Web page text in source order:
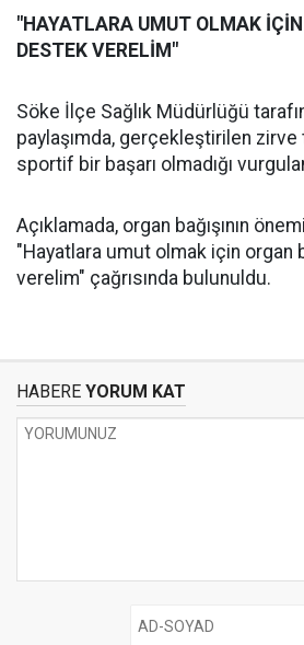
"HAYATLARA UMUT OLMAK
DESTEK VERELİM"
Söke İlçe Sağlık Müdürlüğü
paylaşımda, gerçekleştirilen zirve
sportif bir başarı olmadığı
Açıklamada, organ bağışının
"Hayatlara umut olmak için organ
verelim" çağrısında bulunuldu.
HABERE YORUM KAT